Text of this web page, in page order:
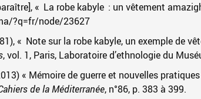
« La robe kabyle : un vêtement
?q=fr/node/23627
« Note sur la robe kabyle, un exemple de
, vol. 1, Paris, Laboratoire d’ethnologie du
« Mémoire de guerre et nouvelles
de la Méditerranée, n°86, p. 383 à 399.